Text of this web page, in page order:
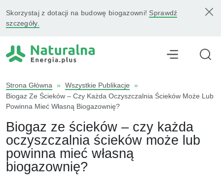
Skorzystaj z dotacji na budowę biogazowni! Sprawdź
szczegóły.
Strona Główna » Wszystkie Publikacje
»
Biogaz Ze Ścieków – Czy Każda Oczyszczalnia Ścieków Może Lub
Powinna Mieć Własną Biogazownię?
Biogaz ze ścieków – czy każda
oczyszczalnia ścieków może lub
powinna mieć własną
biogazownię?